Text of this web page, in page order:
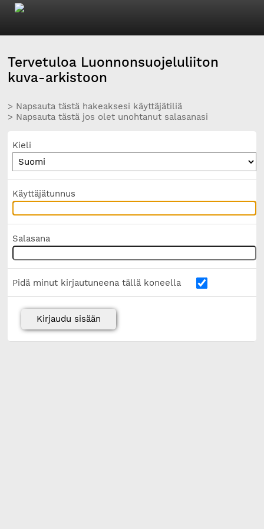
Tervetuloa Luonnonsuojeluliiton
kuva-arkistoon
> Napsauta tästä hakeaksesi käyttäjätiliä
> Napsauta tästä jos olet unohtanut salasanasi
Kieli
Käyttäjätunnus
Salasana
Pidä minut kirjautuneena tällä koneella